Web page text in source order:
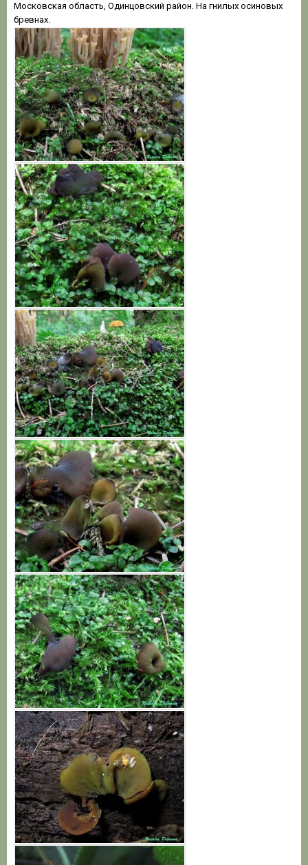
Московская область, Одинцовский район. На гнилых осиновых
бревнах.